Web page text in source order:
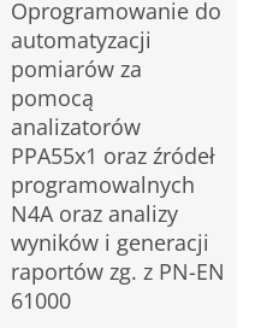
Oprogramowanie do
automatyzacji
pomiarów za
pomocą
analizatorów
PPA55x1 oraz źródeł
programowalnych
N4A oraz analizy
wyników i generacji
raportów zg. z PN-EN
61000